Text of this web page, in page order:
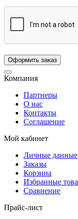
Компания
Партнеры
О нас
Контакты
Соглашение
Мой кабинет
Личные данные
Заказы
Корзина
Избранные
Сравнение
Прайс-лист